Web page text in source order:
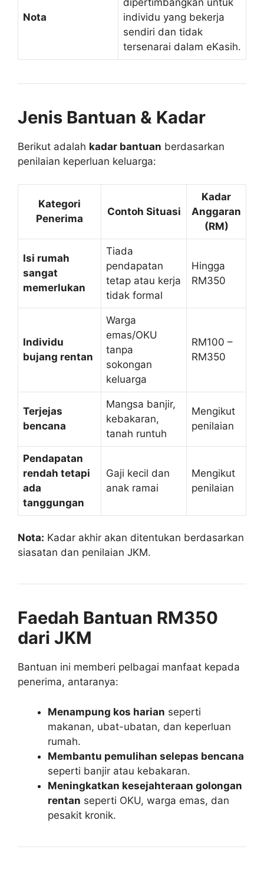
Nota
dipertimbangkan untuk
individu yang bekerja
sendiri dan tidak
tersenarai dalam eKasih.
Jenis Bantuan & Kadar
Berikut adalah kadar bantuan berdasarkan
penilaian keperluan keluarga:
Kategori
Penerima
Contoh Situasi
Kadar
Anggaran
(RM)
Isi rumah
sangat
memerlukan
Tiada
pendapatan
tetap atau kerja
tidak formal
Hingga
RM350
Individu
bujang rentan
Warga
emas/OKU
tanpa
sokongan
keluarga
RM100 –
RM350
Terjejas
bencana
Mangsa banjir,
kebakaran,
tanah runtuh
Mengikut
penilaian
Pendapatan
rendah tetapi
ada
tanggungan
Gaji kecil dan
anak ramai
Mengikut
penilaian
Nota: Kadar akhir akan ditentukan berdasarkan
siasatan dan penilaian JKM.
Faedah Bantuan RM350
dari JKM
Bantuan ini memberi pelbagai manfaat kepada
penerima, antaranya:
Menampung kos harian seperti
makanan, ubat-ubatan, dan keperluan
rumah.
Membantu pemulihan selepas bencana
seperti banjir atau kebakaran.
Meningkatkan kesejahteraan golongan
rentan seperti OKU, warga emas, dan
pesakit kronik.